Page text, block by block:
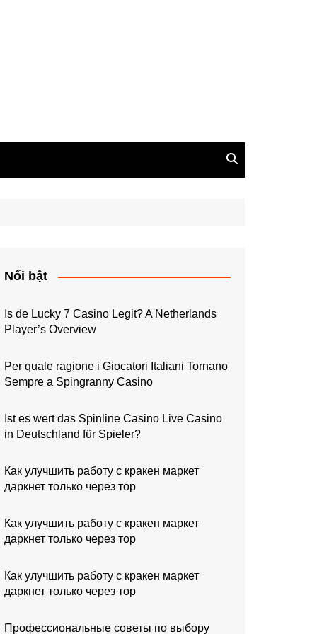
Nổi bật
Is de Lucky 7 Casino Legit? A Netherlands
Player’s Overview
Per quale ragione i Giocatori Italiani Tornano
Sempre a Spingranny Casino
Ist es wert das Spinline Casino Live Casino
in Deutschland für Spieler?
Как улучшить работу с кракен маркет
даркнет только через тор
Как улучшить работу с кракен маркет
даркнет только через тор
Как улучшить работу с кракен маркет
даркнет только через тор
Профессиональные советы по выбору